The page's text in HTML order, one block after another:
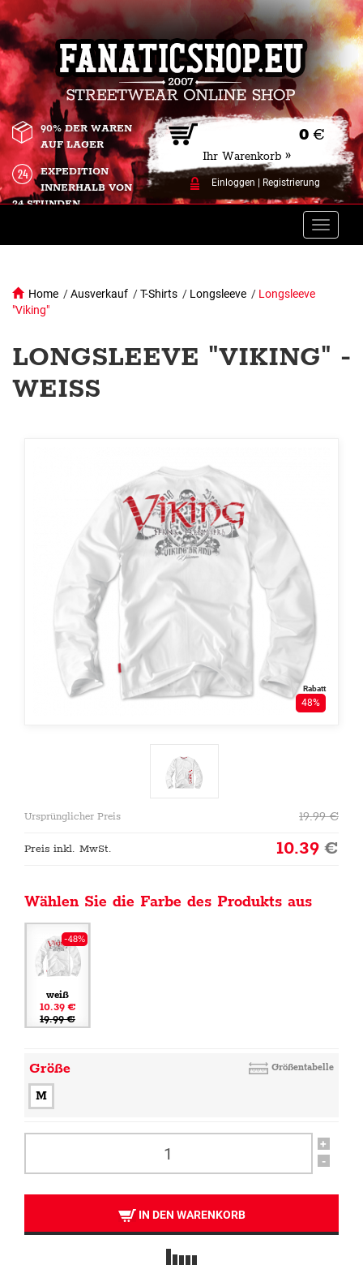
0 €
Ihr Warenkorb »
Einloggen Registrierung
90% DER WAREN
AUF LAGER
EXPEDITION
INNERHALB VON
24 STUNDEN.
Toggle
Home /Ausverkauf /T-Shirts / Longsleeve / Longsleeve
"Viking"
LONGSLEEVE "VIKING" -
WEISS
Rabatt
48%
Ursprünglicher Preis 19.99€
Preis inkl. MwSt. 10.39€
Wählen Sie die Farbe des Produkts aus
-48%
weiß
10.39 €
19.99 €
Größe Größentabelle
M
+
-
IN DEN WARENKORB